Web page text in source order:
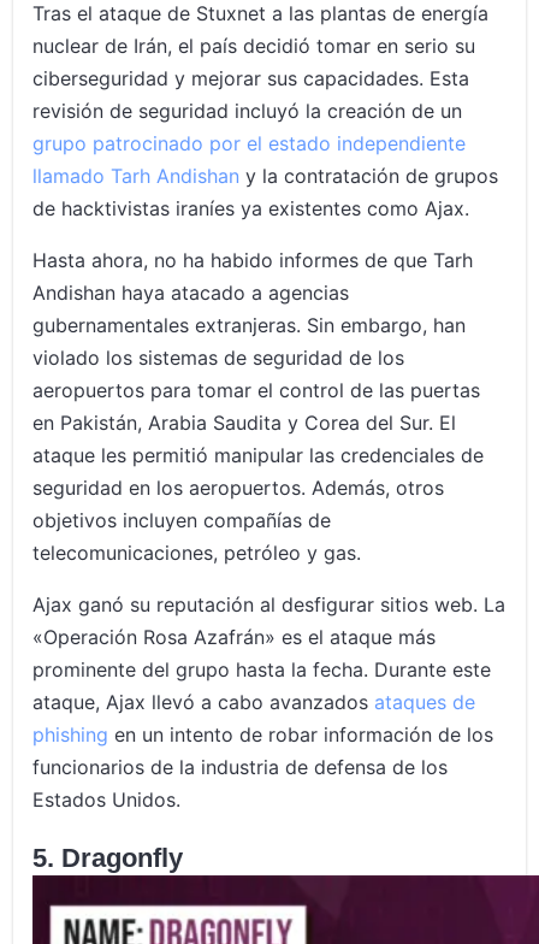
Tras el ataque de Stuxnet a las plantas de energía
nuclear de Irán, el país decidió tomar en serio su
ciberseguridad y mejorar sus capacidades. Esta
revisión de seguridad incluyó la creación de un
grupo patrocinado por el estado independiente
llamado Tarh Andishan y la contratación de grupos
de hacktivistas iraníes ya existentes como Ajax.
Hasta ahora, no ha habido informes de que Tarh
Andishan haya atacado a agencias
gubernamentales extranjeras. Sin embargo, han
violado los sistemas de seguridad de los
aeropuertos para tomar el control de las puertas
en Pakistán, Arabia Saudita y Corea del Sur. El
ataque les permitió manipular las credenciales de
seguridad en los aeropuertos. Además, otros
objetivos incluyen compañías de
telecomunicaciones, petróleo y gas.
Ajax ganó su reputación al desfigurar sitios web. La
«Operación Rosa Azafrán» es el ataque más
prominente del grupo hasta la fecha. Durante este
ataque, Ajax llevó a cabo avanzados ataques de
phishing en un intento de robar información de los
funcionarios de la industria de defensa de los
Estados Unidos.
5. Dragonfly